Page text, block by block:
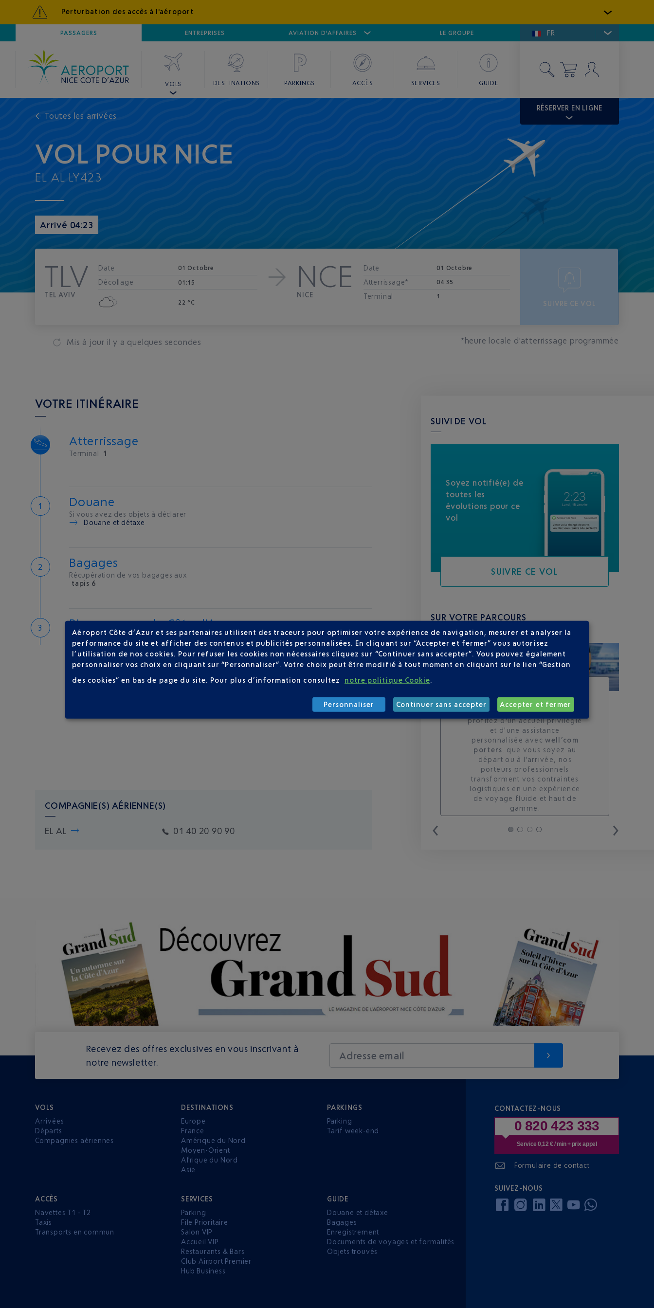
Perturbation des accès à l'aéroport
PASSAGERS ENTREPRISES AVIATION D'AFFAIRES
AÉROPORTNICE CÔTE D'AZUR AÉROPORT CANNES MANDELIEU GOLFE DE SAINT-TROPEZ
LE GROUPE FR
VOLS DESTINATIONS PARKINGS ACCÈS SERVICES GUIDE
RÉSERVER EN LIGNE
← Toutes les arrivées
VOL POUR NICE
EL AL LY423
Arrivé 04:23
TLV
TEL AVIV
Date 01 Octobre
Décollage 01:15
22 °C
NCE
NICE
Date 01 Octobre
Atterrissage* 04:35
Terminal 1
SUIVRE CE VOL
Mis à jour il y a quelques secondes *heure locale d'atterrissage programmée
VOTRE ITINÉRAIRE
Atterrissage
Terminal 1
Douane
Si vous avez des objets à déclarer
Douane et détaxe
Bagages
Récupération de vos bagages aux
tapis 6
Bienvenue sur la Côte d'Azur
Hôtels de proximité 29 °C
COMPAGNIE(S) AÉRIENNE(S)
EL AL 01 40 20 90 90
SUIVI DE VOL
Soyez notifié(e) de
toutes les
évolutions pour ce
vol
SUIVRE CE VOL
SUR VOTRE PARCOURS
BAGAGES : VOYAGEZ
LÉGER À NICE
profitez d'un accueil privilégié
et d'une assistance
personnalisée avec well’com
porters
. que vous soyez au
départ ou à l'arrivée, nos
porteurs professionnels
transforment vos contraintes
logistiques en une expérience
de voyage fluide et haut de
gamme.
Recevez des offres exclusives en vous inscrivant à
notre newsletter.
Adresse email
VOLS
Arrivées
Départs
Compagnies aériennes
DESTINATIONS
Europe
France
Amérique du Nord
Moyen-Orient
Afrique du Nord
Asie
PARKINGS
Parking
Tarif week-end
ACCÈS
Navettes T1 - T2
Taxis
Transports en commun
SERVICES
Parking
File Prioritaire
Salon VIP
Accueil VIP
Restaurants & Bars
Club Airport Premier
Hub Business
GUIDE
Douane et détaxe
Bagages
Enregistrement
Documents de voyages et formalités
Objets trouvés
CONTACTEZ-NOUS
0 820 423 333
Service 0,12 € / min + prix appel
Formulaire de contact
SUIVEZ-NOUS
Aéroport Côte d’Azur et ses partenaires utilisent des traceurs pour optimiser votre expérience de navigation, mesurer et analyser la
performance du site et afficher des contenus et publicités personnalisées. En cliquant sur “Accepter et fermer” vous autorisez
l’utilisation de nos cookies. Pour refuser les cookies non nécessaires cliquez sur “Continuer sans accepter”. Vous pouvez également
personnaliser vos choix en cliquant sur “Personnaliser”. Votre choix peut être modifié à tout moment en cliquant sur le lien “Gestion
des cookies” en bas de page du site. Pour plus d’information consultez notre politique Cookie
Personnaliser Continuer sans accepter Accepter et fermer